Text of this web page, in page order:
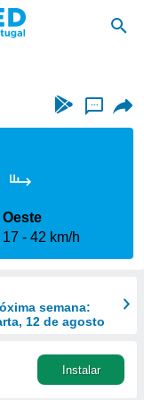
...
Oeste
17
42 km/h
semana:
12 de agosto
Instalar